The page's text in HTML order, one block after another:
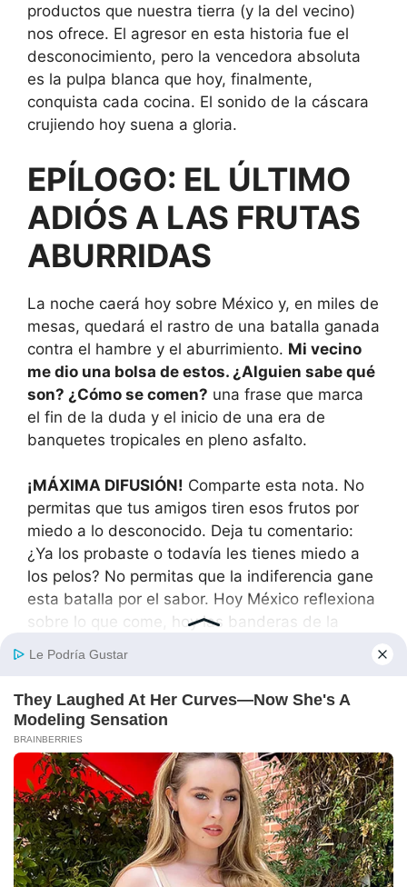
productos que nuestra tierra (y la del vecino)
nos ofrece. El agresor en esta historia fue el
desconocimiento, pero la vencedora absoluta
es la pulpa blanca que hoy, finalmente,
conquista cada cocina. El sonido de la cáscara
crujiendo hoy suena a gloria.
EPÍLOGO: EL ÚLTIMO
ADIÓS A LAS FRUTAS
ABURRIDAS
La noche caerá hoy sobre México y, en miles de
mesas, quedará el rastro de una batalla ganada
contra el hambre y el aburrimiento. Mi vecino
me dio una bolsa de estos. ¿Alguien sabe qué
son? ¿Cómo se comen? una frase que marca
el fin de la duda y el inicio de una era de
banquetes tropicales en pleno asfalto.
¡MÁXIMA DIFUSIÓN! Comparte esta nota. No
permitas que tus amigos tiren esos frutos por
miedo a lo desconocido. Deja tu comentario:
¿Ya los probaste o todavía les tienes miedo a
los pelos? No permitas que la indiferencia gane
esta batalla por el sabor. Hoy México reflexiona
sobre lo que come, hoy las banderas de la
que la vida es dulce si sabes cómo abrirla.
¡Fíjate bien en la noticia, porque hoy el postre
corre por cuenta de la naturaleza!
¡SALUD, SABOR Y UNIÓN NACIONAL!Que la
luz de la vitamina C guíe cada mordida en este
México querido. El asfalto mexicano hoy vibra
con esta noticia de impacto histórico, y el grito
de “¡Queremos más rambután!” resuena desde